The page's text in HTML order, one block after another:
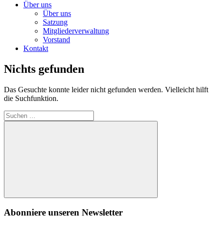
Über uns
Über uns
Satzung
Mitgliederverwaltung
Vorstand
Kontakt
Nichts gefunden
Das Gesuchte konnte leider nicht gefunden werden. Vielleicht hilft
die Suchfunktion.
Suchen
nach:
Suchen
Abonniere unseren Newsletter